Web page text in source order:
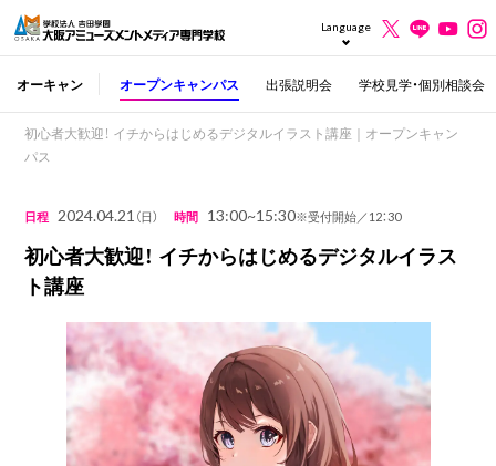
Language
オーキャン オープンキャンパス 出張説明会 学校見学・個別相談会
初心者大歓迎！ イチからはじめるデジタルイラスト講座｜オープンキャン
パス
日程 2024.04.21（日） 時間 13:00~15:30※受付開始／12：30
初心者大歓迎！ イチからはじめるデジタルイラス
ト講座